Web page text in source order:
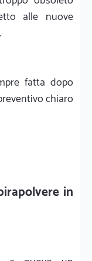
alle nuove
fatta dopo
chiaro
in